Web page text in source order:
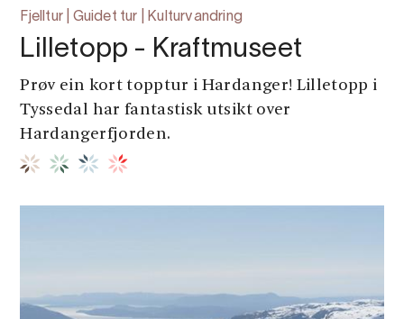
Fjelltur | Guidet tur | Kulturvandring
Lilletopp - Kraftmuseet
Prøv ein kort topptur i Hardanger! Lilletopp i
Tyssedal har fantastisk utsikt over
Hardangerfjorden.